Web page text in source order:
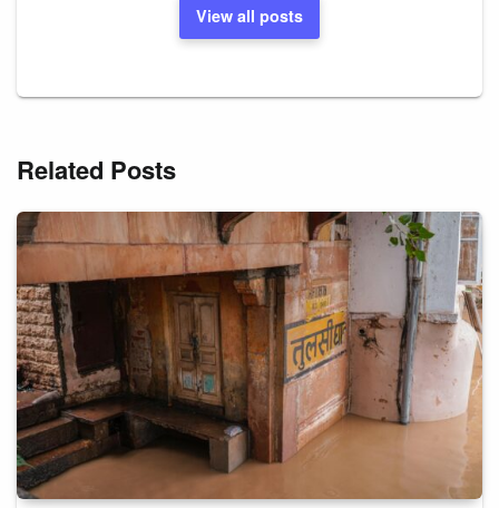
View all posts
Related Posts